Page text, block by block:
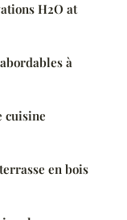
H2O at
à
cuisine
en bois